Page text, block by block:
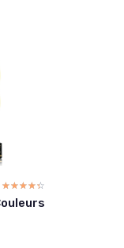
☆☆☆☆☆
★★★★★